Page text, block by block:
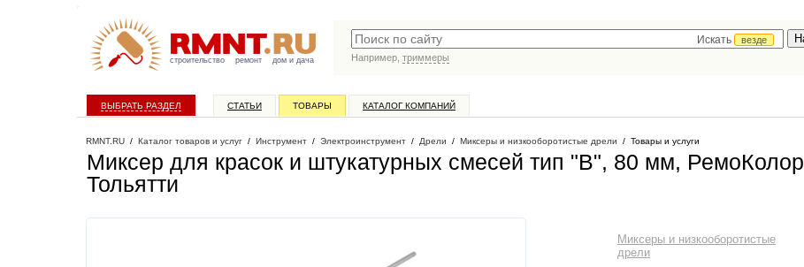
строительство ремонт дом и дача
Искать
везде
Например, триммеры
ВЫБРАТЬ РАЗДЕЛ СТАТЬИ ТОВАРЫ КАТАЛОГ КОМПАНИЙ
RMNT.RU / Каталог товаров и услуг / Инструмент / Электроинструмент / Дрели / Миксеры и низкооборотистые дрели / Товары и услуги
Миксер для красок и штукатурных смесей тип "В", 80 мм, РемоКолор
Тольятти
Миксеры и низкооборотистые
дрели